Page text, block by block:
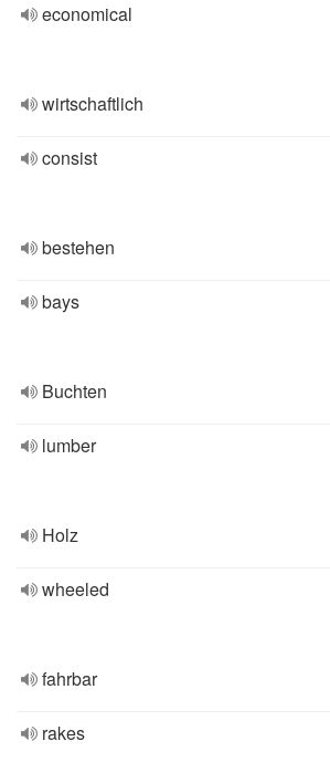
economical
wirtschaftlich
consist
bestehen
bays
Buchten
lumber
Holz
wheeled
fahrbar
rakes